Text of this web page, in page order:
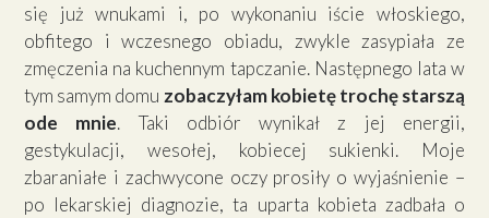
się już wnukami i, po wykonaniu iście włoskiego,
obfitego i wczesnego obiadu, zwykle zasypiała ze
zmęczenia na kuchennym tapczanie. Następnego lata w
tym samym domu zobaczyłam kobietę trochę starszą
ode mnie. Taki odbiór wynikał z jej energii,
gestykulacji, wesołej, kobiecej sukienki. Moje
zbaraniałe i zachwycone oczy prosiły o wyjaśnienie –
po lekarskiej diagnozie, ta uparta kobieta zadbała o